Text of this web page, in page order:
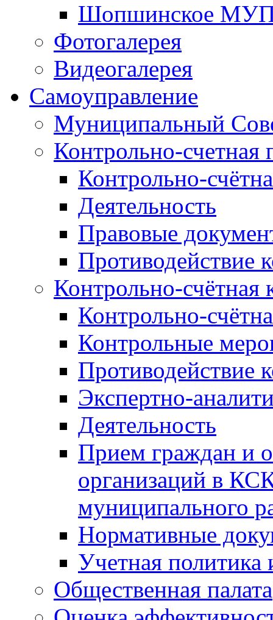
Шопшинское
Фотогалерея
Видеогалерея
Самоуправление
Муниципальный
Контрольно-счетная
Контрольно-
Деятельность
Правовые
Противодействие
Контрольно-счётная
Контрольно-
Контрольные
Противодействие
Экспертно-
Деятельность
Прием граждан и
организаций в
муниципального
Нормативные
Учетная политика
Общественная палата